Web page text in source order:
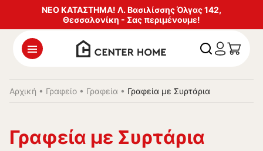
ΝΕΟ ΚΑΤΑΣΤΗΜΑ! Λ. Βασιλίσσης Όλγας 142,
Θεσσαλονίκη - Σας περιμένουμε!
Αρχική • Γραφείο • Γραφεία • Γραφεία με Συρτάρια
Γραφεία με Συρτάρια